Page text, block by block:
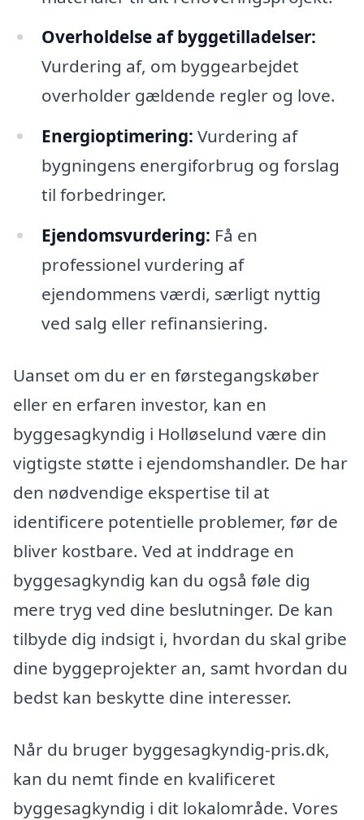
Overholdelse af byggetilladelser:
Vurdering af, om byggearbejdet
overholder gældende regler og love.
Energioptimering: Vurdering af
bygningens energiforbrug og forslag
til forbedringer.
Ejendomsvurdering: Få en
professionel vurdering af
ejendommens værdi, særligt nyttig
ved salg eller refinansiering.
Uanset om du er en førstegangskøber
eller en erfaren investor, kan en
byggesagkyndig i Holløselund være din
vigtigste støtte i ejendomshandler. De har
den nødvendige ekspertise til at
identificere potentielle problemer, før de
bliver kostbare. Ved at inddrage en
byggesagkyndig kan du også føle dig
mere tryg ved dine beslutninger. De kan
tilbyde dig indsigt i, hvordan du skal gribe
dine byggeprojekter an, samt hvordan du
bedst kan beskytte dine interesser.
Når du bruger byggesagkyndig-pris.dk,
kan du nemt finde en kvalificeret
byggesagkyndig i dit lokalområde. Vores